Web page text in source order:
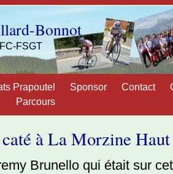
Bonnot
FSGT
Prapoutel Sponsor Contact
Parcours
à La Morzine
Brunello qui était sur